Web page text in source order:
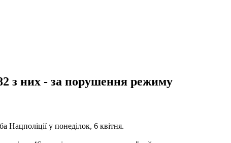
з них - за порушення режиму
Нацполіції у понеділок, 6 квітня.